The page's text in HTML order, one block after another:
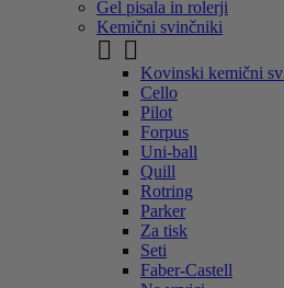
Gel pisala in rolerji
Kemični svinčniki
 
Kovinski kemični
Cello
Pilot
Forpus
Uni-ball
Quill
Rotring
Parker
Za tisk
Seti
Faber-Castell